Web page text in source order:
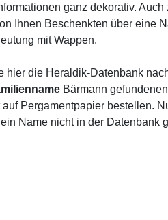
ganz dekorativ.
Ihnen Beschenkten über eine
mit Wappen.
hier die Heraldik-Datenbank
Bärmann
auf Pergamentpapier bestellen.
Name nicht in der Datenbank